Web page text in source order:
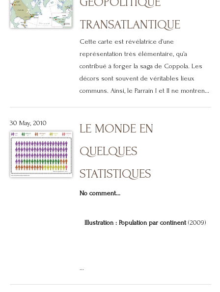
TRANSATLANTIQUE
Cette carte est révélatrice d’une
représentation très élémentaire, qu’a
contribué à forger la saga de Coppola. Les
décors sont souvent de véritables lieux
communs. Ainsi, le Parrain I et II ne montren...
30 May, 2010
LE MONDE EN
QUELQUES
STATISTIQUES
No comment...
Illustration : Population par continent(2009)
...